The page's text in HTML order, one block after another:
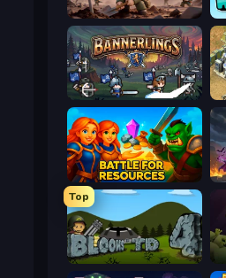
Minesweeper Squad
Bannerlings
Battle for Resources
Top
Bloons Tower Defense 4